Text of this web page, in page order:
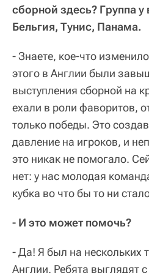
сборной здесь? Группа у
Бельгия, Тунис, Панама.
- Знаете, кое-что
этого в Англии были
выступления сборной на
ехали в роли фаворитов,
только победы. Это
давление на игроков, и
это никак не помогало.
нет: у нас молодая
кубка во что бы то ни
- И это может помочь?
- Да! Я был на нескольких
Англии. Ребята выглядят